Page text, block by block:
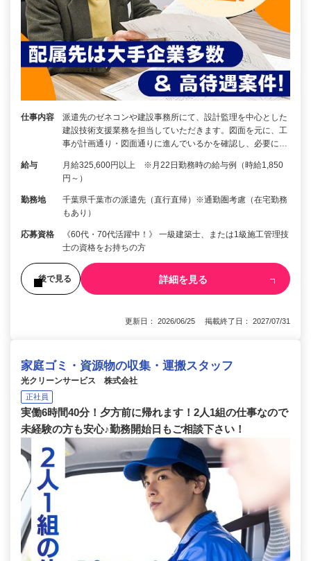
仕事内容
派遣先のゼネコンや建設事務所にて、設計監理を中心とした
建設技術支援業務を担当していただきます。図面を元に、工
事が計画通り・図面通りに進んでいるかを確認し、必要に…
給与
月給325,600円以上 ※月22日勤務時の給与例（時給1,850
円～）
勤務地
千葉県千葉市の派遣先（直行直帰）※通勤圏考慮（在宅勤務
もあり）
応募資格
《60代・70代活躍中！》 一級建築士、または1級施工管理技
士の資格をお持ちの方
後で見る 詳細を見る
更新日： 2026/06/25 掲載終了日： 2027/07/31
家庭ゴミ・資源物の収集・運搬スタッフ
光クリーンサービス 株式会社
正社員
実働6時間40分！夕方前に帰れます！2人1組の仕事なので
未経験の方も安心♪勤務開始日もご相談下さい！